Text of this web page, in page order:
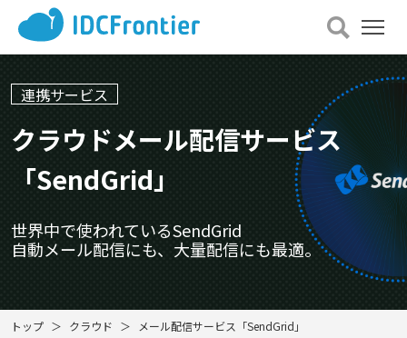
メ
ニュー
を
連携サービス
クラウドメール配信サービス
「SendGrid」
世界中で使われているSendGrid
自動メール配信にも、大量配信にも最適。
トップ クラウド メール配信サービス「SendGrid」